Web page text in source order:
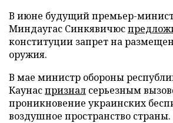
В июне будущий премьер-
Миндаугас Синкявичюс
конституции запрет на
оружия.
В мае министр обороны
Каунаспризнал серьезным
проникновение украинских
воздушное пространство страны.